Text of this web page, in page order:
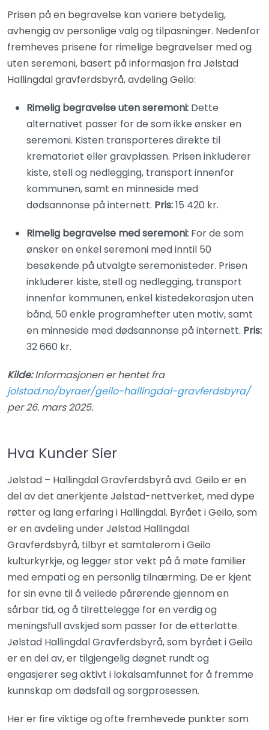
Prisen på en begravelse kan variere betydelig,
avhengig av personlige valg og tilpasninger. Nedenfor
fremheves prisene for rimelige begravelser med og
uten seremoni, basert på informasjon fra Jølstad
Hallingdal gravferdsbyrå, avdeling Geilo:
Rimelig begravelse uten seremoni: Dette
alternativet passer for de som ikke ønsker en
seremoni. Kisten transporteres direkte til
krematoriet eller gravplassen. Prisen inkluderer
kiste, stell og nedlegging, transport innenfor
kommunen, samt en minneside med
dødsannonse på internett. Pris:15 420 kr.
Rimelig begravelse med seremoni: For de som
ønsker en enkel seremoni med inntil 50
besøkende på utvalgte seremonisteder. Prisen
inkluderer kiste, stell og nedlegging, transport
innenfor kommunen, enkel kistedekorasjon uten
bånd, 50 enkle programhefter uten motiv, samt
en minneside med dødsannonse på internett. Pris:
32 660 kr.
Kilde:Informasjonen er hentet fra
jolstad.no/byraer/geilo-hallingdal-gravferdsbyra/
per 26. mars 2025.
Hva Kunder Sier
Jølstad – Hallingdal Gravferdsbyrå avd. Geilo er en
del av det anerkjente Jølstad-nettverket, med dype
røtter og lang erfaring i Hallingdal. Byrået i Geilo, som
er en avdeling under Jølstad Hallingdal
Gravferdsbyrå, tilbyr et samtalerom i Geilo
kulturkyrkje, og legger stor vekt på å møte familier
med empati og en personlig tilnærming. De er kjent
for sin evne til å veilede pårørende gjennom en
sårbar tid, og å tilrettelegge for en verdig og
meningsfull avskjed som passer for de etterlatte.
Jølstad Hallingdal Gravferdsbyrå, som byrået i Geilo
er en del av, er tilgjengelig døgnet rundt og
engasjerer seg aktivt i lokalsamfunnet for å fremme
kunnskap om dødsfall og sorgprosessen.
Her er fire viktige og ofte fremhevede punkter som